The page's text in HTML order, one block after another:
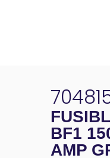
BF1
AMP